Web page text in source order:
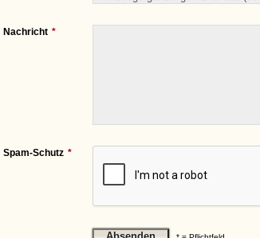
Nachricht
Spam-Schutz